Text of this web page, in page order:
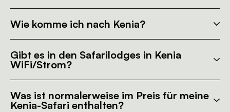
Wie komme ich nach Kenia?
Gibt es in den Safarilodges in Kenia
WiFi/Strom?
Was ist normalerweise im Preis für meine
Kenia-Safari enthalten?